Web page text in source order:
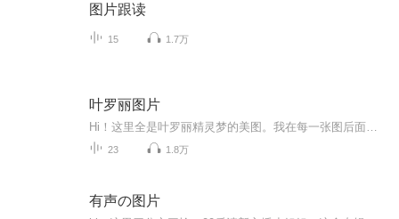
图片跟读
15 1.7万
叶罗丽图片
23 1.8万
有声の图片